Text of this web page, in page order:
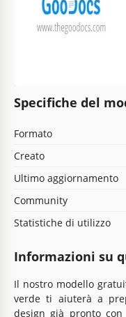
Specifiche del
Formato
Creato
Ultimo aggiornamento
Community
Statistiche di utilizzo
Informazioni su
Il nostro modello
verde ti aiuterà a
design già pronto